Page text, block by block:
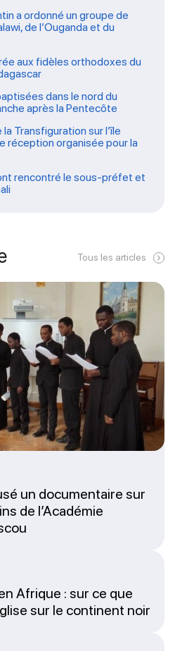
a ordonné un groupe de
de l’Ouganda et du
aux fidèles orthodoxes du
dans le nord du
après la Pentecôte
Transfiguration sur l’île
réception organisée pour la
rencontré le sous-préfet et
Tous les articles
un documentaire sur
de l’Académie
Afrique : sur ce que
sur le continent noir